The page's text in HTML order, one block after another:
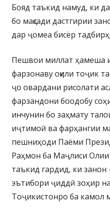
Бояд таъкид намуд, ки
бо мақсади дастгирии
дар ҷомеа бисёр
Пешвои миллат ҳамеша
фарзонаву оқили тоҷик
ҷо овардани рисолати
фарзандони боодобу
инчунин бо заҳмату
иҷтимоӣ ва фарҳангии
пешниҳоди Паёми
Раҳмон ба Маҷлиси
таъкид гардид, ки
эътибори ҷиддӣ зоҳир
Тоҷикистонро ба камол